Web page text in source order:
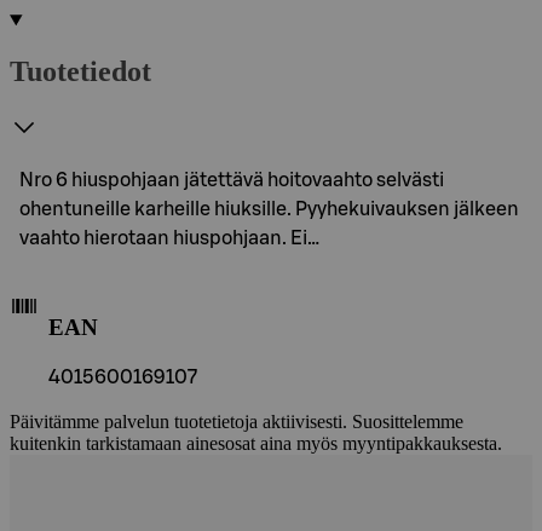
Tuotetiedot
Nro 6 hiuspohjaan jätettävä hoitovaahto selvästi
ohentuneille karheille hiuksille. Pyyhekuivauksen jälkeen
vaahto hierotaan hiuspohjaan. Ei…
EAN
4015600169107
Päivitämme palvelun tuotetietoja aktiivisesti. Suosittelemme
kuitenkin tarkistamaan ainesosat aina myös myyntipakkauksesta.